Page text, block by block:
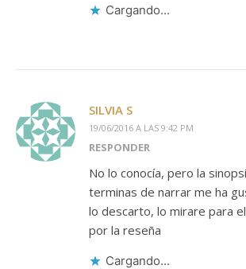
Cargando...
SILVIA S
19/06/2016 A LAS 9:42 PM
RESPONDER
No lo conocía, pero la
terminas de narrar me ha
lo descarto, lo mirare para
por la reseña
Cargando...